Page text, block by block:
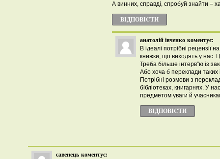
А винних, справді, спробуй знайти –
ВІДПОВІCТИ
анатолій івченко коментує:
В ідеалі потрібні рецензії
книжки, що виходять у нас.
Треба більше інтерв”ю із
Або хоча б переклади таких
Потрібні розмови з
бібліотеках, книгарнях. У
предметом уваги й
ВІДПОВІCТИ
савенець коментує: